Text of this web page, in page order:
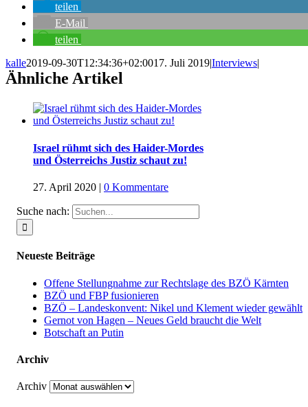
teilen
E-Mail
teilen
kalle2019-09-30T12:34:36+02:0017. Juli 2019|Interviews|
Ähnliche Artikel
Israel rühmt sich des Haider-Mordes
und Österreichs Justiz schaut zu!
27. April 2020 | 0 Kommentare
Suche nach:
Neueste Beiträge
Offene Stellungnahme zur Rechtslage des BZÖ Kärnten
BZÖ und FBP fusionieren
BZÖ – Landeskonvent: Nikel und Klement wieder gewählt
Gernot von Hagen – Neues Geld braucht die Welt
Botschaft an Putin
Archiv
Archiv